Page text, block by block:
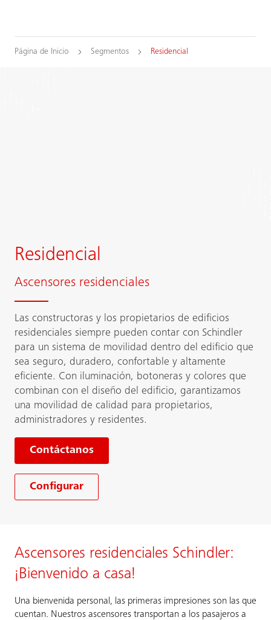
Página de Inicio Segmentos Residencial
Residencial
Ascensores residenciales
Las constructoras y los propietarios de edificios
residenciales siempre pueden contar con Schindler
para un sistema de movilidad dentro del edificio que
sea seguro, duradero, confortable y altamente
eficiente. Con iluminación, botoneras y colores que
combinan con el diseño del edificio, garantizamos
una movilidad de calidad para propietarios,
administradores y residentes.
Contáctanos
Configurar
Ascensores residenciales Schindler:
¡Bienvenido a casa!
Una bienvenida personal, las primeras impresiones son las que
cuentan. Nuestros ascensores transportan a los pasajeros a